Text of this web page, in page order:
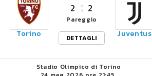
Torino
2 2
Pareggio
DETTAGLI
Juventus
Stadio Olimpico di Torino